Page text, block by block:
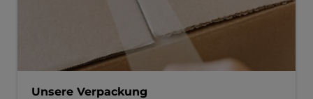
Unsere Verpackung